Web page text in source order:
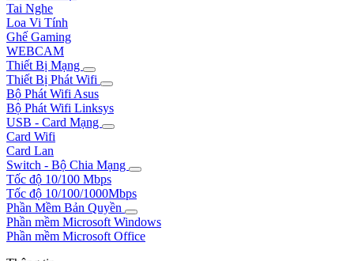
Tai Nghe
Loa Vi Tính
Ghế Gaming
WEBCAM
Thiết Bị Mạng
Thiết Bị Phát Wifi
Bộ Phát Wifi Asus
Bộ Phát Wifi Linksys
USB - Card Mạng
Card Wifi
Card Lan
Switch - Bộ Chia Mạng
Tốc độ 10/100 Mbps
Tốc độ 10/100/1000Mbps
Phần Mềm Bản Quyền
Phần mềm Microsoft Windows
Phần mềm Microsoft Office